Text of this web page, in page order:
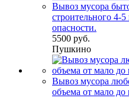
Вывоз мусора
строительного 4-5
опасности.
5500 руб.
Пушкино
Вывоз мусора
объема от мало до